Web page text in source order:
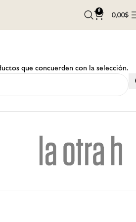
0 0,00$
que concuerden con la selección.